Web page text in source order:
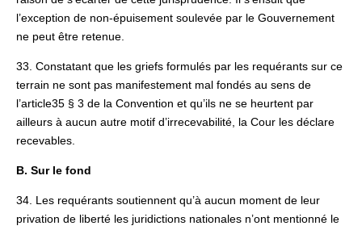
l’exception de non-épuisement soulevée par le Gouvernement
ne peut être retenue.
33. Constatant que les griefs formulés par les requérants sur ce
terrain ne sont pas manifestement mal fondés au sens de
l’article35 § 3 de la Convention et qu’ils ne se heurtent par
ailleurs à aucun autre motif d’irrecevabilité, la Cour les déclare
recevables.
B. Sur le fond
34. Les requérants soutiennent qu’à aucun moment de leur
privation de liberté les juridictions nationales n’ont mentionné le